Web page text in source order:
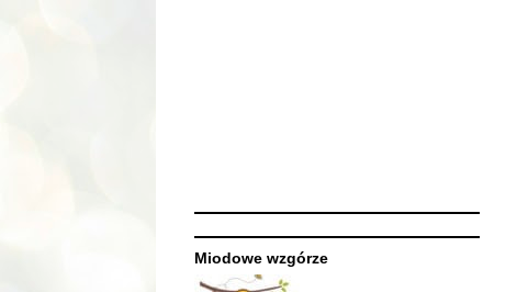
Miodowe wzgórze